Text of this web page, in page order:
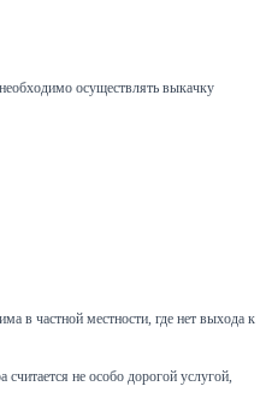
осуществлять выкачку
в частной местности, где нет выхода к
не особо дорогой услугой,